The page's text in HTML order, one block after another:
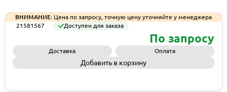
ВНИМАНИЕ: Цена по запросу, точную цену уточняйте у менеджера
21581567
Доступен для заказа
По запросу
Доставка Оплата
Добавить в корзину